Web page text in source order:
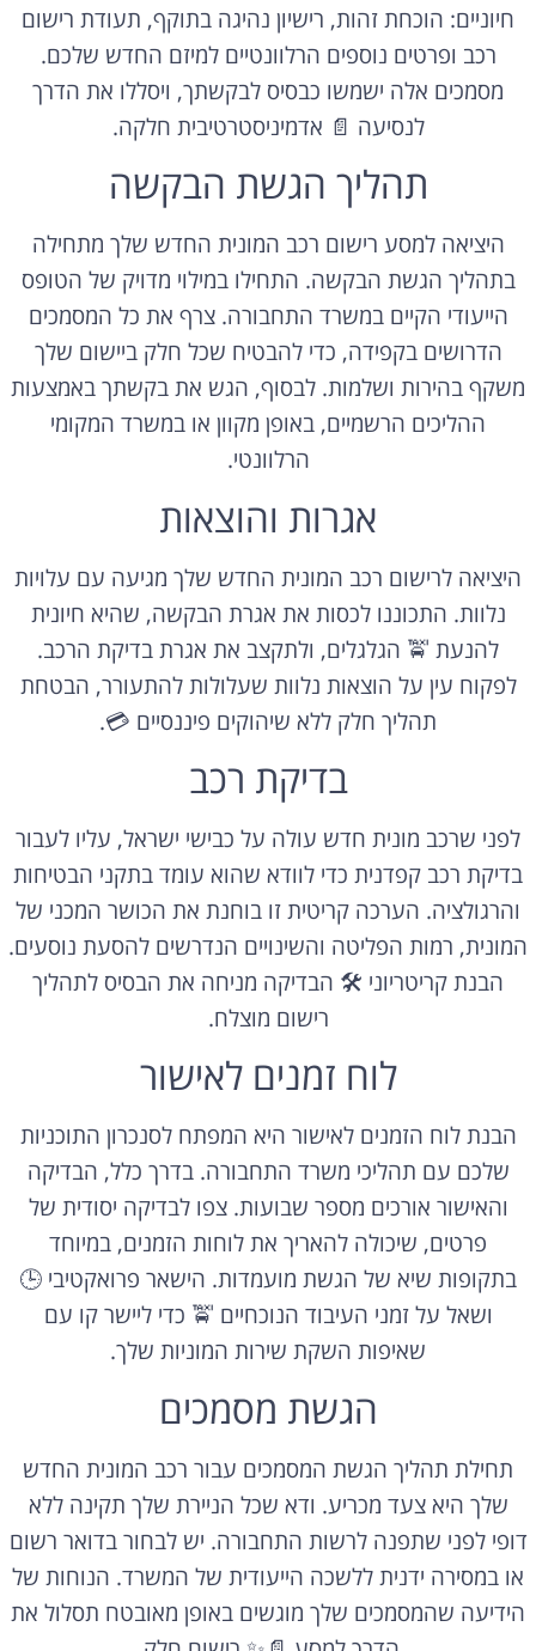
חיוניים: הוכחת זהות, רישיון נהיגה בתוקף, תעודת רישום
רכב ופרטים נוספים הרלוונטיים למיזם החדש שלכם.
מסמכים אלה ישמשו כבסיס לבקשתך, ויסללו את הדרך
לנסיעה 📄 אדמיניסטרטיבית חלקה.
תהליך הגשת הבקשה
היציאה למסע רישום רכב המונית החדש שלך מתחילה
בתהליך הגשת הבקשה. התחילו במילוי מדויק של הטופס
הייעודי הקיים במשרד התחבורה. צרף את כל המסמכים
הדרושים בקפידה, כדי להבטיח שכל חלק ביישום שלך
משקף בהירות ושלמות. לבסוף, הגש את בקשתך באמצעות
ההליכים הרשמיים, באופן מקוון או במשרד המקומי
הרלוונטי.
אגרות והוצאות
היציאה לרישום רכב המונית החדש שלך מגיעה עם עלויות
נלוות. התכוננו לכסות את אגרת הבקשה, שהיא חיונית
להנעת 🚖 הגלגלים, ולתקצב את אגרת בדיקת הרכב.
לפקוח עין על הוצאות נלוות שעלולות להתעורר, הבטחת
תהליך חלק ללא שיהוקים פיננסיים 💳.
בדיקת רכב
לפני שרכב מונית חדש עולה על כבישי ישראל, עליו לעבור
בדיקת רכב קפדנית כדי לוודא שהוא עומד בתקני הבטיחות
והרגולציה. הערכה קריטית זו בוחנת את הכושר המכני של
המונית, רמות הפליטה והשינויים הנדרשים להסעת נוסעים.
הבנת קריטריוני 🛠️ הבדיקה מניחה את הבסיס לתהליך
רישום מוצלח.
לוח זמנים לאישור
הבנת לוח הזמנים לאישור היא המפתח לסנכרון התוכניות
שלכם עם תהליכי משרד התחבורה. בדרך כלל, הבדיקה
והאישור אורכים מספר שבועות. צפו לבדיקה יסודית של
פרטים, שיכולה להאריך את לוחות הזמנים, במיוחד
בתקופות שיא של הגשת מועמדות. הישאר פרואקטיבי 🕒
ושאל על זמני העיבוד הנוכחיים 🚖 כדי ליישר קו עם
שאיפות השקת שירות המוניות שלך.
הגשת מסמכים
תחילת תהליך הגשת המסמכים עבור רכב המונית החדש
שלך היא צעד מכריע. ודא שכל הניירת שלך תקינה ללא
דופי לפני שתפנה לרשות התחבורה. יש לבחור בדואר רשום
או במסירה ידנית ללשכה הייעודית של המשרד. הנוחות של
הידיעה שהמסמכים שלך מוגשים באופן מאובטח תסלול את